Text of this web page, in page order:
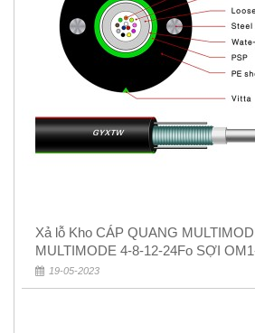
Xả lỗ Kho CÁP QUANG MULTIMODE CÁP
MULTIMODE 4-8-12-24Fo SỢI
Rẻ 5k
19-05-2023